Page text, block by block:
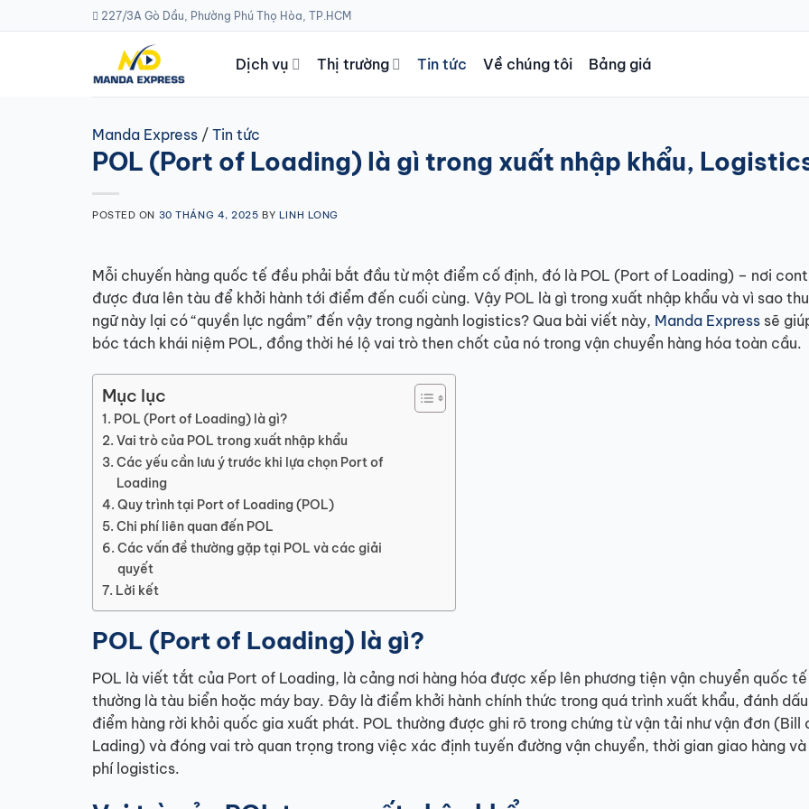
to
227/3A Gò Dầu, Phường Phú Thọ Hòa, TP.HCM
Dịch vụ Thị trường Tin tức Về chúng tôi Bảng giá
Manda Express / Tin tức
POL (Port of Loading) là gì trong xuất nhập khẩu,
POSTED ON 30 THÁNG 4, 2025 BY LINH LONG
Mỗi chuyến hàng quốc tế đều phải bắt đầu từ một điểm cố định, đó là POL (Port of Loading) – nơi
được đưa lên tàu để khởi hành tới điểm đến cuối cùng. Vậy POL là gì trong xuất nhập khẩu và vì sao
ngữ này lại có “quyền lực ngầm” đến vậy trong ngành logistics? Qua bài viết này, Manda Express sẽ
bóc tách khái niệm POL, đồng thời hé lộ vai trò then chốt của nó trong vận chuyển hàng hóa toàn cầu.
Mục lục
POL (Port of Loading) là gì?
Vai trò của POL trong xuất nhập khẩu
Các yếu cần lưu ý trước khi lựa chọn Port of
Loading
Quy trình tại Port of Loading (POL)
Chi phí liên quan đến POL
Các vấn đề thường gặp tại POL và các giải
quyết
Lời kết
POL (Port of Loading) là gì?
POL là viết tắt của Port of Loading, là cảng nơi hàng hóa được xếp lên phương tiện vận chuyển quốc tế
thường là tàu biển hoặc máy bay. Đây là điểm khởi hành chính thức trong quá trình xuất khẩu, đánh
điểm hàng rời khỏi quốc gia xuất phát. POL thường được ghi rõ trong chứng từ vận tải như vận đơn (Bill
Lading) và đóng vai trò quan trọng trong việc xác định tuyến đường vận chuyển, thời gian giao hàng và
phí logistics.